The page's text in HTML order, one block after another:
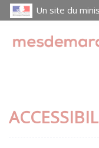
Un site du